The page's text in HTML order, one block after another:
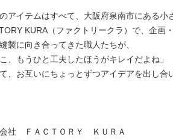
アイテムはすべて、大阪府泉南市にある小
KURA（ファクトリークラ）で、企画
製に向き合ってきた職人たちが、
こ、もうひと工夫したほうがキレイだよね」
、お互いにちょっとずつアイデアを出し合
社 ＦＡＣＴＯＲＹ ＫＵＲＡ